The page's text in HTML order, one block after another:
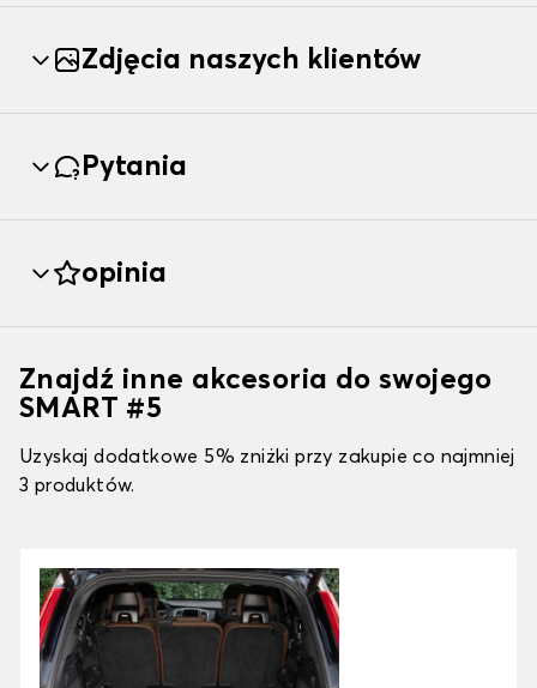
Zdjęcia naszych klientów
Pytania
opinia
Znajdź inne akcesoria do swojego
SMART #5
Uzyskaj dodatkowe 5% zniżki przy zakupie co najmniej
3 produktów.